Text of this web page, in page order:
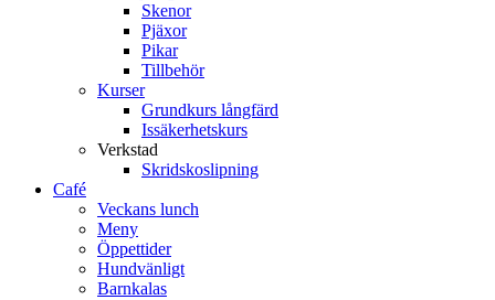
Skenor
Pjäxor
Pikar
Tillbehör
Kurser
Grundkurs långfärd
Issäkerhetskurs
Verkstad
Skridskoslipning
Café
Veckans lunch
Meny
Öppettider
Hundvänligt
Barnkalas